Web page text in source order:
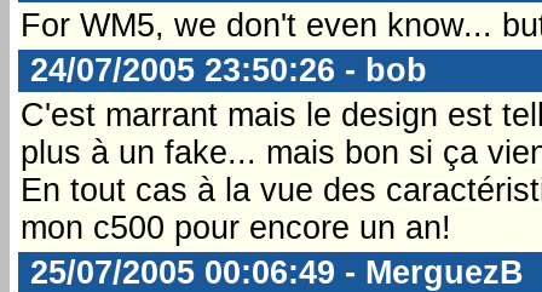
For WM5, we don't even know...
24/07/2005 23:50:26 - bob
C'est marrant mais le design est
plus à un fake... mais bon si ça
En tout cas à la vue des
mon c500 pour encore un an!
25/07/2005 00:06:49 - MerguezB